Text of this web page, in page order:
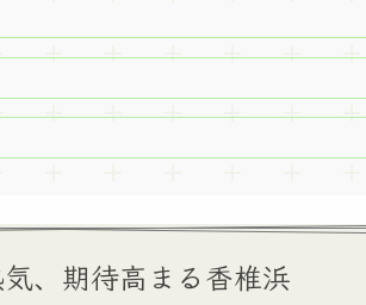
、期待高まる香椎浜